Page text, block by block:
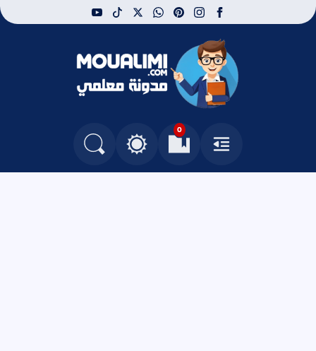
facebook
instagram
pinterest
whatsapp
x
tiktok
youtube
مدونة معلمي
القائمة
0
العلامات المرجعيةالتغيير بين الوضع النهاري والداكن
البحث في المدونة